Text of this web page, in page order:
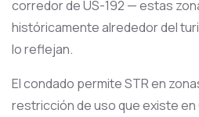
corredor de US-192 — estas
históricamente alrededor del
lo reflejan.
El condado permite STR en
restricción de uso que existe en